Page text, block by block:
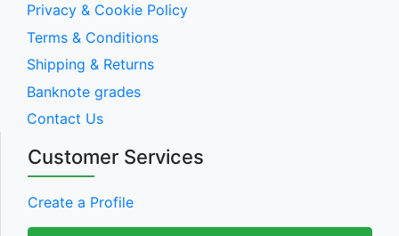
Privacy & Cookie Policy
Terms & Conditions
Shipping & Returns
Banknote grades
Contact Us
Customer Services
Create a Profile